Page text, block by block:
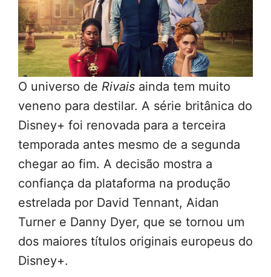
O universo de Rivais ainda tem muito
veneno para destilar. A série britânica do
Disney+ foi renovada para a terceira
temporada antes mesmo de a segunda
chegar ao fim. A decisão mostra a
confiança da plataforma na produção
estrelada por David Tennant, Aidan
Turner e Danny Dyer, que se tornou um
dos maiores títulos originais europeus do
Disney+.